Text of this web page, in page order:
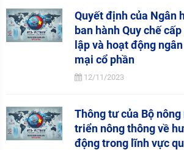
Quyết định của Ngân
ban hành Quy chế
lập và hoạt động
mại cổ phần
12/11/2023
Thông tư của Bộ
triển nông thông về
động trong lĩnh vực